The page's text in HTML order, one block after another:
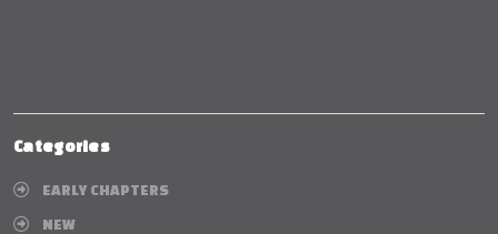
Categories
EARLY CHAPTERS
NEW